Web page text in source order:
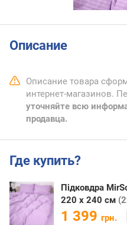
Описание
Описание товара
интернет-магазинов.
уточняйте всю
продавца.
Где купить?
Підковдра
220 x 240 см
1 399 грн.